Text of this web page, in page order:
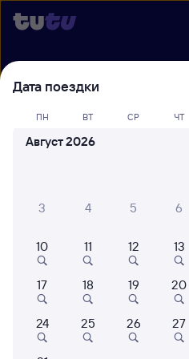
Выберите день,
билеты Усолье-
Ангарск
Откуда
Кто едет
Найти
Дата поездки
ПН ВТ СР ЧТ
Август 2026
3 4 5 6
10 11 12 13
17 18 19 20
24 25 26 27